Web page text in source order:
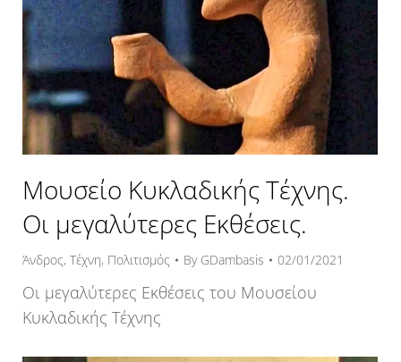
Μουσείο Κυκλαδικής Τέχνης.
Οι μεγαλύτερες Εκθέσεις.
Άνδρος, Τέχνη, Πολιτισμός By GDambasis 02/01/2021
Οι μεγαλύτερες Εκθέσεις του Μουσείου
Κυκλαδικής Τέχνης